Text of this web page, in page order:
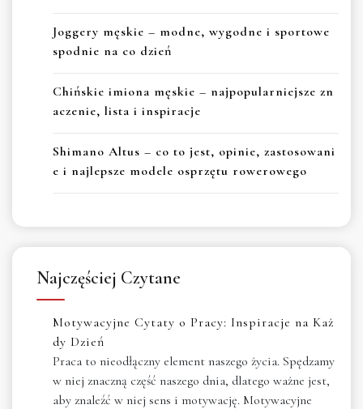
Joggery męskie – modne, wygodne i sportowe
spodnie na co dzień
Chińskie imiona męskie – najpopularniejsze zn
aczenie, lista i inspiracje
Shimano Altus – co to jest, opinie, zastosowani
e i najlepsze modele osprzętu rowerowego
Najczęściej Czytane
Motywacyjne Cytaty o Pracy: Inspiracje na Każ
dy Dzień
Praca to nieodłączny element naszego życia. Spędzamy
w niej znaczną część naszego dnia, dlatego ważne jest,
aby znaleźć w niej sens i motywację. Motywacyjne